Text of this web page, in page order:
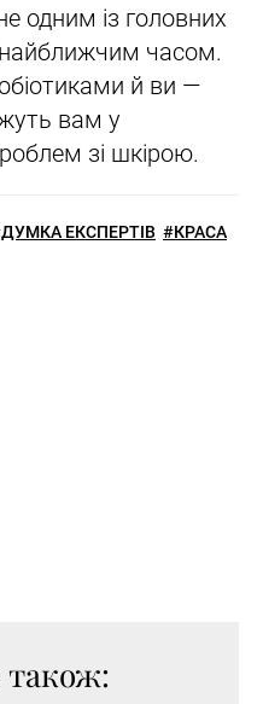
одним із головних
найближчим часом.
й ви —
вам у
зі шкірою.
ЕКСПЕРТІВ #КРАСА